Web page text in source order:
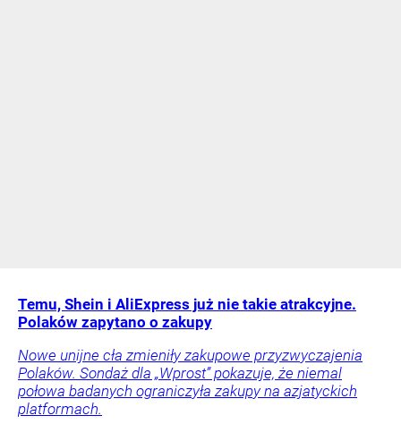
Temu, Shein i AliExpress już nie takie atrakcyjne.
Polaków zapytano o zakupy
Nowe unijne cła zmieniły zakupowe przyzwyczajenia
Polaków. Sondaż dla „Wprost” pokazuje, że niemal
połowa badanych ograniczyła zakupy na azjatyckich
platformach.